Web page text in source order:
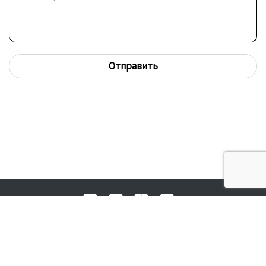
галереях, Казанском художественном музее,
Отправить